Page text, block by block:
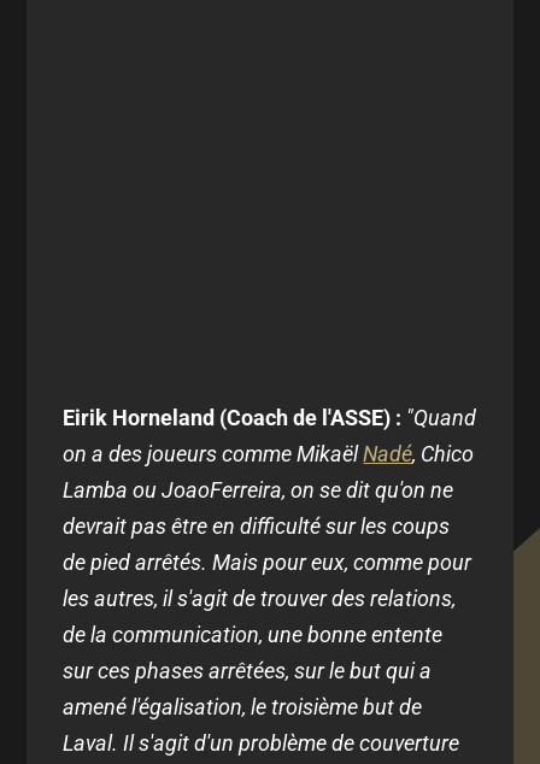
Eirik Horneland (Coach de l'ASSE) : "Quand
on a des joueurs comme MikaëlNadé, Chico
Lamba ou JoaoFerreira, on se dit qu'on ne
devrait pas être en difficulté sur les coups
de pied arrêtés. Mais pour eux, comme pour
les autres, il s'agit de trouver des relations,
de la communication, une bonne entente
sur ces phases arrêtées, sur le but qui a
amené l'égalisation, le troisième but de
Laval. Il s'agit d'un problème de couverture